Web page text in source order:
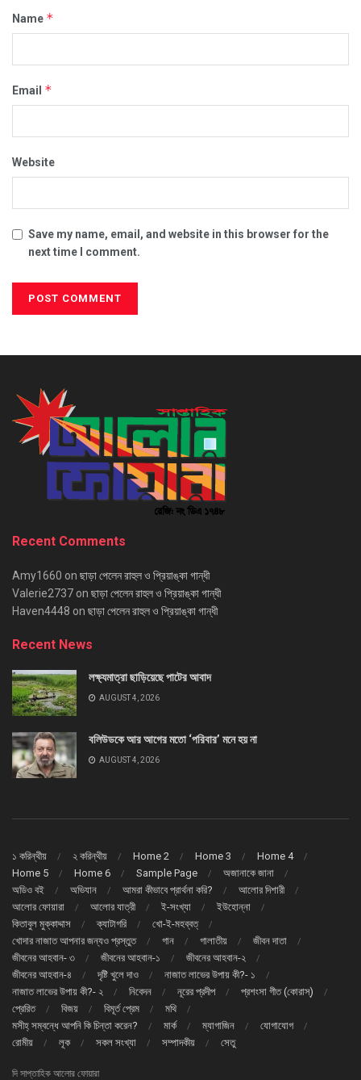
Name *
Email *
Website
Save my name, email, and website in this browser for the
next time I comment.
Recent Comments
Amy1660 on ছাড়া পেলেন রাহুল ও প্রিয়াঙ্কা গান্ধী
Valerie2737 on ছাড়া পেলেন রাহুল ও প্রিয়াঙ্কা গান্ধী
Haven4448 on ছাড়া পেলেন রাহুল ও প্রিয়াঙ্কা গান্ধী
Recent News
লক্ষ্যমাত্রা ছাড়িয়েছে পাটের আবাদ
AUGUST 4, 2026
বলিউডকে আর আগের মতো ‘পরিবার’ মনে হয় না
AUGUST 4, 2026
১ করিন্থীয় ২ করিন্থীয় Home 2 Home 3
Home 4
Home 5
Home 6 Sample Page
অজানাকে জানা
অডিও বই
অভিযান আমরা কীভাবে প্রার্থনা করি?
আলোর দিশারী
আলোর ফোয়ারা
আলোর যাত্রী ই-সংখ্যা
ইউহোন্না
কিতাবুল মুক্কাদ্দাস
ক্যাটাগরি
খো-ই-মহব্বত্
খোদার নাজাত আপনার জন্যও প্রস্তুত
গান গালাতীয়
জীবন দাতা
জীবনের আহবান- ৩
জীবনের আহবান-১
জীবনের আহবান-২
জীবনের আহবান-৪
দৃষ্টি খুলে দাও
নাজাত লাভের উপায় কী?- ১
নাজাত লাভের উপায় কী?- ২
নিবেদন নূরের প্রদীপ
প্রশংসা গীত (কোরাস্)
প্রেরিত
বিজয় বিমূর্ত প্রেম
মথি
মসীহ্ সম্বন্ধে আপনি কি চিন্তা করেন?
মার্ক ম্যাগাজিন
যোগাযোগ
রোমীয়
লূক সকল সংখ্যা সম্পাদকীয় সেতু
দি সাপ্তাহিক আলোর ফোয়ারা